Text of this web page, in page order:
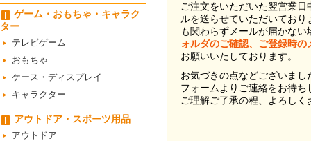
ゲーム・おもちゃ・キャラク
ター
テレビゲーム
おもちゃ
ケース・ディスプレイ
キャラクター
アウトドア・スポーツ用品
アウトドア
ご注文をいただいた翌営業
ルを送らせていただいてお
も関わらずメールが届かない
ォルダのご確認、ご登録時
お願いいたしております。
お気づきの点などございま
フォームよりご連絡をお待ち
ご理解ご了承の程、よろし